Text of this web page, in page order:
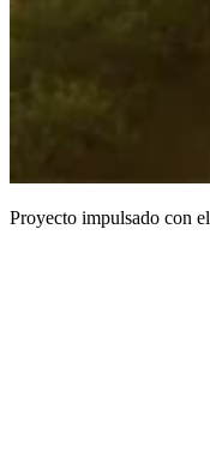
Proyecto impulsado con el